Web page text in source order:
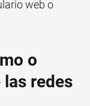
web o
o
redes